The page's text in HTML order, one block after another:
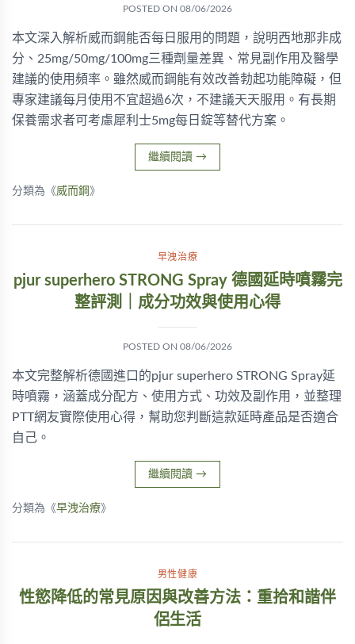
POSTED ON 08/06/2026
本文深入解析威而鋼能否每日服用的問題，說明西地那非成
分、25mg/50mg/100mg三種劑量差異、常見副作用及醫學
建議的使用頻率。雖然威而鋼能有效改善勃起功能障礙，但
專家建議每月使用不宜超過6次，不建議天天服用。有長期
保養需求者可考慮犀利士5mg每日錠等替代方案。
繼續閱讀 →
分類為《威而鋼 》
早洩治療
pjur superhero STRONG Spray 德國延時噴霧完
整評測｜成分功效與使用心得
POSTED ON 08/06/2026
本文完整解析德國進口的pjur superhero STRONG Spray延
時噴霧，涵蓋成分配方、使用方式、功效及副作用，並整理
PTT網友實際使用心得，幫助您判斷這款延時產品是否適合
自己。
繼續閱讀 →
分類為《早洩治療》
男性健康
性慾降低的常見原因與改善方法：重拾和諧伴
侶生活